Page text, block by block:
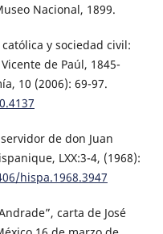
Nacional, 1899.
y sociedad civil:
de Paúl, 1845-
10 (2006): 69-97.
de don Juan
LXX:3-4, (1968):
hispa.1968.3947
carta de José